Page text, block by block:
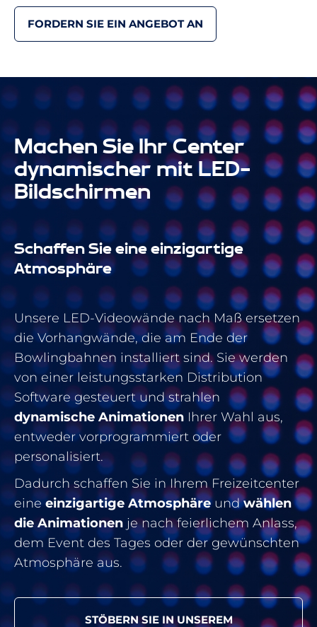
FORDERN SIE EIN ANGEBOT AN
Machen Sie Ihr Center
dynamischer mit LED-
Bildschirmen
Schaffen Sie eine einzigartige
Atmosphäre
Unsere LED-Videowände nach Maß ersetzen
die Vorhangwände, die am Ende der
Bowlingbahnen installiert sind. Sie werden
von einer leistungsstarken Distribution
Software gesteuert und strahlen
dynamische Animationen Ihrer Wahl aus,
entweder vorprogrammiert oder
personalisiert.
Dadurch schaffen Sie in Ihrem Freizeitcenter
eineeinzigartige Atmosphäreundwählen
die Animationen je nach feierlichem Anlass,
dem Event des Tages oder der gewünschten
Atmosphäre aus.
STÖBERN SIE IN UNSEREM